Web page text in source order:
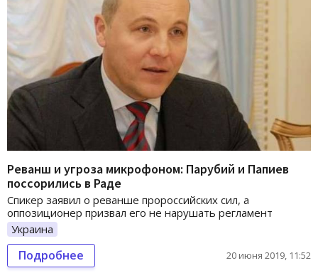
Реванш и угроза микрофоном: Парубий и Папиев
поссорились в Раде
Спикер заявил о реванше пророссийских сил, а
оппозиционер призвал его не нарушать регламент
Украина
Подробнее 20 июня 2019, 11:52